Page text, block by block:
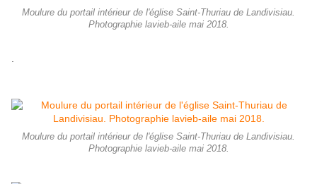
Moulure du portail intérieur de l'église Saint-Thuriau de Landivisiau.
Photographie lavieb-aile mai 2018.
Moulure du portail intérieur de l'église Saint-Thuriau de Landivisiau.
Photographie lavieb-aile mai 2018.